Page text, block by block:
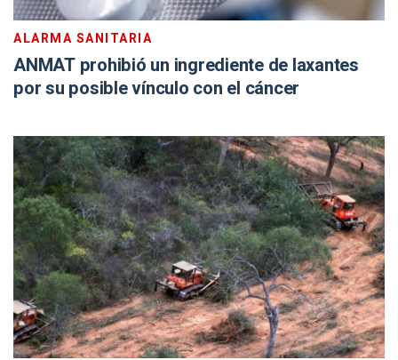
ALARMA SANITARIA
ANMAT prohibió un ingrediente de laxantes
por su posible vínculo con el cáncer